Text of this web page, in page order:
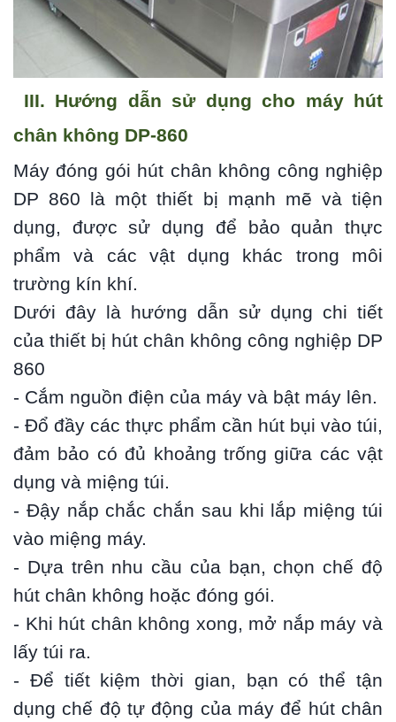
III. Hướng dẫn sử dụng cho máy hút
chân không DP-860
Máy đóng gói hút chân không công nghiệp
DP 860 là một thiết bị mạnh mẽ và tiện
dụng, được sử dụng để bảo quản thực
phẩm và các vật dụng khác trong môi
trường kín khí.
Dưới đây là hướng dẫn sử dụng chi tiết
của thiết bị hút chân không công nghiệp DP
860
- Cắm nguồn điện của máy và bật máy lên.
- Đổ đầy các thực phẩm cần hút bụi vào túi,
đảm bảo có đủ khoảng trống giữa các vật
dụng và miệng túi.
- Đậy nắp chắc chắn sau khi lắp miệng túi
vào miệng máy.
- Dựa trên nhu cầu của bạn, chọn chế độ
hút chân không hoặc đóng gói.
- Khi hút chân không xong, mở nắp máy và
lấy túi ra.
- Để tiết kiệm thời gian, bạn có thể tận
dụng chế độ tự động của máy để hút chân